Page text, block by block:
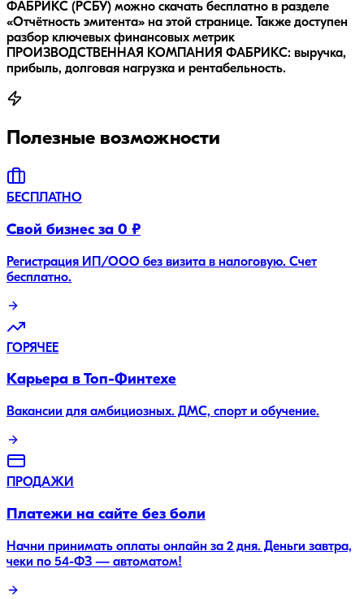
ФАБРИКС (РСБУ) можно скачать бесплатно в разделе
«Отчётность эмитента» на этой странице. Также доступен
разбор ключевых финансовых метрик
ПРОИЗВОДСТВЕННАЯ КОМПАНИЯ ФАБРИКС: выручка,
прибыль, долговая нагрузка и рентабельность.
Полезные возможности
БЕСПЛАТНО
Свой бизнес за 0 ₽
Регистрация ИП/ООО без визита в налоговую. Счет
бесплатно.
ГОРЯЧЕЕ
Карьера в Топ-Финтехе
Вакансии для амбициозных. ДМС, спорт и обучение.
ПРОДАЖИ
Платежи на сайте без боли
Начни принимать оплаты онлайн за 2 дня. Деньги завтра,
чеки по 54-ФЗ — автоматом!